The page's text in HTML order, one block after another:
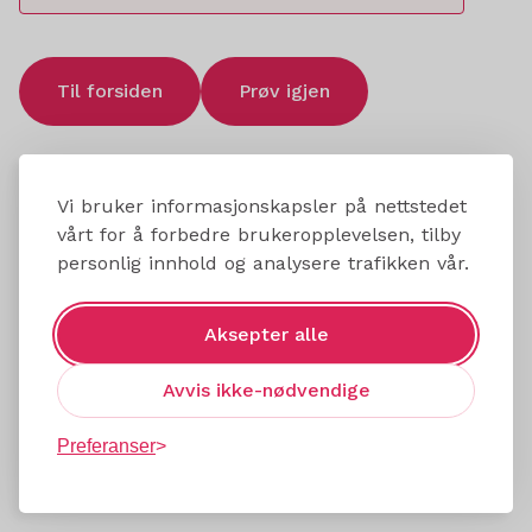
Vi bruker informasjonskapsler på nettstedet
vårt for å forbedre brukeropplevelsen, tilby
personlig innhold og analysere trafikken vår.
Aksepter alle
Avvis ikke-nødvendige
Preferanser
Til forsiden Prøv igjen